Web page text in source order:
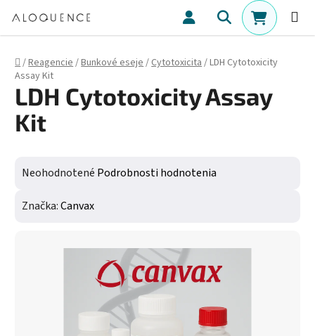
Hľadať
Domov
/Reagencie/Bunkové eseje/Cytotoxicita/LDH Cytotoxicity
Assay Kit
LDH Cytotoxicity Assay
Kit
Priemerné hodnotenie produktu je 0,0 z 5 hviezdičiek.
Neohodnotené Podrobnosti hodnotenia
Značka:Canvax